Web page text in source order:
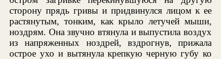
сторону прядь гривы и придвинулся лицом к ее
растянутым, тонким, как крыло летучей мыши,
ноздрям. Она звучно втянула и выпустила воздух
из напряженных ноздрей, вздрогнув, прижала
острое ухо и вытянула крепкую черную губу ко